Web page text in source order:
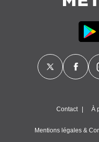
Contact À
Mentions légales &